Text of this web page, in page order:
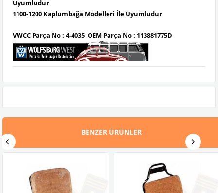
Uyumludur
1100-1200 Kaplumbağa Modelleri İle Uyumludur
VWCC Parça No : 4-4035 OEM Parça No : 113881775D
BENZER ÜRÜNLER